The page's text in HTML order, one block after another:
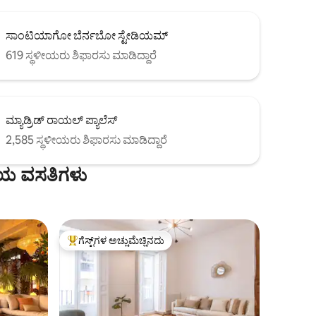
ಸಾಂಟಿಯಾಗೋ ಬೆರ್ನಬೋ ಸ್ಟೇಡಿಯಮ್
619 ಸ್ಥಳೀಯರು ಶಿಫಾರಸು ಮಾಡಿದ್ದಾರೆ
ಮ್ಯಾಡ್ರಿಡ್ ರಾಯಲ್ ಪ್ಯಾಲೆಸ್
2,585 ಸ್ಥಳೀಯರು ಶಿಫಾರಸು ಮಾಡಿದ್ದಾರೆ
ವಸತಿಗಳು
ಗೆಸ್ಟ್‌ಗಳಿಗೆ ಅತಿ ಹೆಚ್ಚು ಅಚ್ಚುಮೆಚ್ಚಿನದು
ಗೆಸ್ಟ್‌ಗಳ ಅಚ್ಚುಮೆಚ್ಚಿನದು